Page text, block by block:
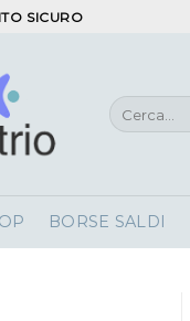
SICURO
Cerca:
BORSE SALDI